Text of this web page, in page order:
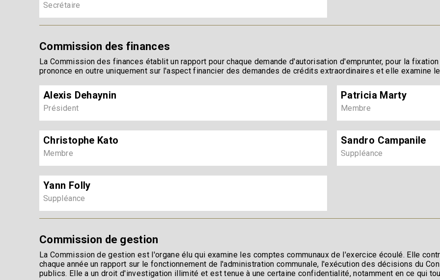
Secrétaire
Commission des finances
La Commission des finances établit un rapport pour chaque demande d'autorisation d'emprunter, pour la
prononce en outre uniquement sur l'aspect financier des demandes de crédits extraordinaires et elle examine
Alexis Dehaynin
Président
Patricia Marty
Membre
Christophe Kato
Membre
Sandro Campanile
Suppléance
Yann Folly
Suppléance
Commission de gestion
La Commission de gestion est l'organe élu qui examine les comptes communaux de l'exercice écoulé. Elle
chaque année un rapport sur le fonctionnement de l'administration communale, l'exécution des décisions du
publics. Elle a un droit d'investigation illimité et est tenue à une certaine confidentialité, notamment en ce qui